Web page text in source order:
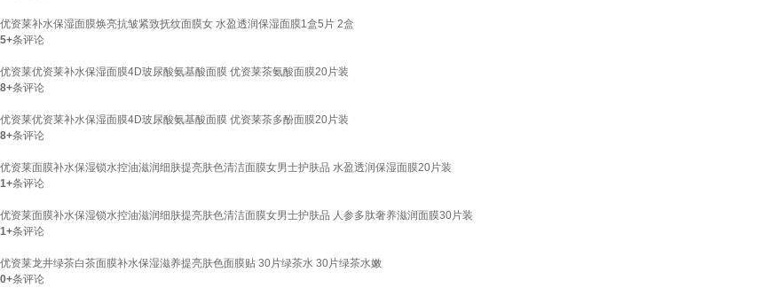
优资莱补水保湿面膜焕亮抗皱紧致抚纹面膜女 水盈透润保湿面膜1盒5片 2盒
5+条评论
优资莱优资莱补水保湿面膜4D玻尿酸氨基酸面膜 优资莱茶氨酸面膜20片装
8+条评论
优资莱优资莱补水保湿面膜4D玻尿酸氨基酸面膜 优资莱茶多酚面膜20片装
8+条评论
优资莱面膜补水保湿锁水控油滋润细肤提亮肤色清洁面膜女男士护肤品 水盈透润保湿面膜20片装
1+条评论
优资莱面膜补水保湿锁水控油滋润细肤提亮肤色清洁面膜女男士护肤品 人参多肽奢养滋润面膜30片装
1+条评论
优资莱龙井绿茶白茶面膜补水保湿滋养提亮肤色面膜贴 30片绿茶水 30片绿茶水嫩
0+条评论